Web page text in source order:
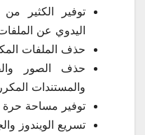
توفير الكثير
اليدوي عن
حذف الملفات
حذف الصور
والمستندات
توفير مساحة حرة
تسريع الويندوز